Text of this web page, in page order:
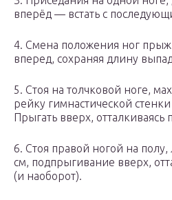
вперёд — встать с
4. Смена положения ног
вперед, сохраняя длину
5. Стоя на толчковой ноге,
рейку гимнастической
Прыгать вверх, отталкиваясь
6. Стоя правой ногой на
см, подпрыгивание вверх,
(и наоборот).